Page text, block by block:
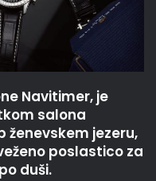
Navitimer, je
salona
ženevskem jezeru,
poslastico za
duši.